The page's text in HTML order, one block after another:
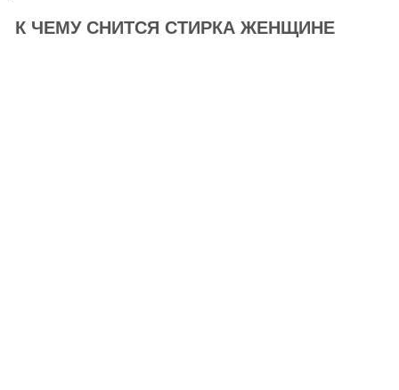
К ЧЕМУ СНИТСЯ СТИРКА ЖЕНЩИНЕ